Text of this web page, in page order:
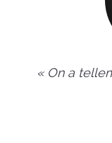
« On a